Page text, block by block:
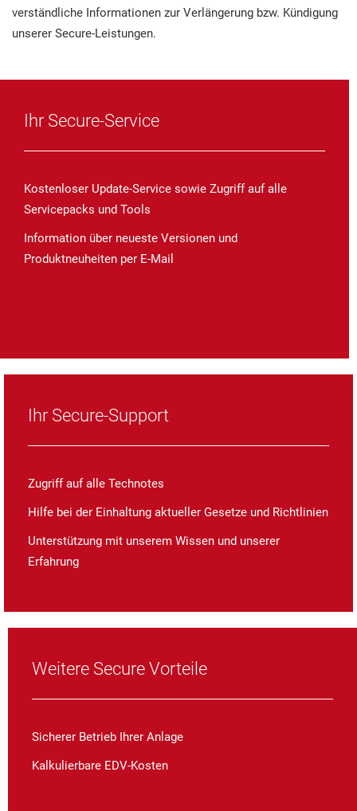
verständliche Informationen zur Verlängerung bzw. Kündigung
unserer Secure-Leistungen.
Ihr Secure-Service
Kostenloser Update-Service sowie Zugriff auf alle
Servicepacks und Tools
Information über neueste Versionen und
Produktneuheiten per E-Mail
Ihr Secure-Support
Zugriff auf alle Technotes
Hilfe bei der Einhaltung aktueller Gesetze und Richtlinien
Unterstützung mit unserem Wissen und unserer
Erfahrung
Weitere Secure Vorteile
Sicherer Betrieb Ihrer Anlage
Kalkulierbare EDV-Kosten